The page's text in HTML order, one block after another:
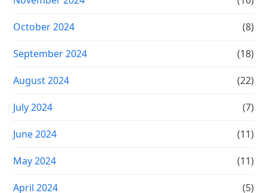
October 2024 (8)
September 2024 (18)
August 2024 (22)
July 2024 (7)
June 2024 (11)
May 2024 (11)
April 2024 (5)